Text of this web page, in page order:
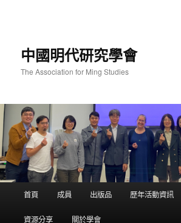
中國明代研究學會
The Association for Ming Studies
首頁 成員 出版品 歷年活動資訊
資源分享 關於學會